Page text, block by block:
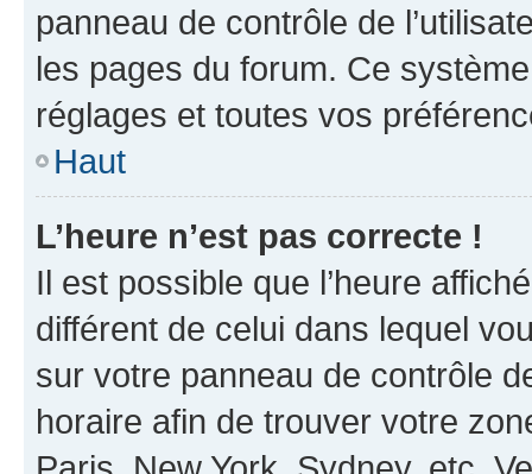
panneau de contrôle de
les pages du forum. Ce
réglages et toutes vos
Haut
L’heure n’est pas correcte !
Il est possible que l’heure
différent de celui dans lequel
sur votre panneau de contrôle
horaire afin de trouver votre